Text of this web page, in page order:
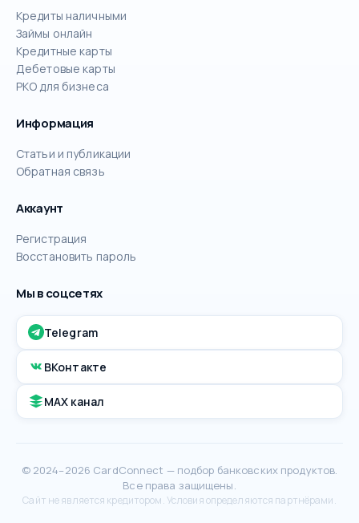
Кредиты наличными
Займы онлайн
Кредитные карты
Дебетовые карты
РКО для бизнеса
Информация
Статьи и публикации
Обратная связь
Аккаунт
Регистрация
Восстановить пароль
Мы в соцсетях
Telegram
ВКонтакте
MAX канал
© 2024–2026 CardConnect — подбор банковских продуктов.
Все права защищены.
Сайт не является кредитором. Условия определяются партнёрами.